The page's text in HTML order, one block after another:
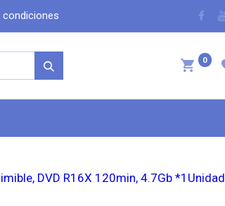
condicio​nes
0
DVD R16X 120min, 4.7Gb *1Unidad